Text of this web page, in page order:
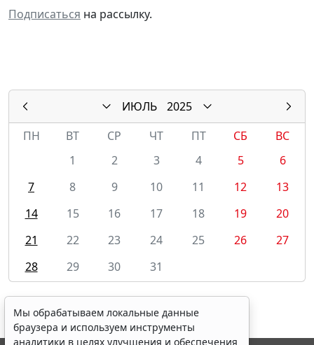
Подписаться на рассылку.
ИЮЛЬ
2025
ПН
ВТ СР ЧТ ПТ СБ
ВС
1
2 3 4 5
6
7
8 9 10 11 12
13
14
15 16 17 18 19
20
21
22 23 24 25 26
27
28
29 30 31
Мы обрабатываем локальные данные
браузера и используем инструменты
аналитики в целях улучшения и обеспечения